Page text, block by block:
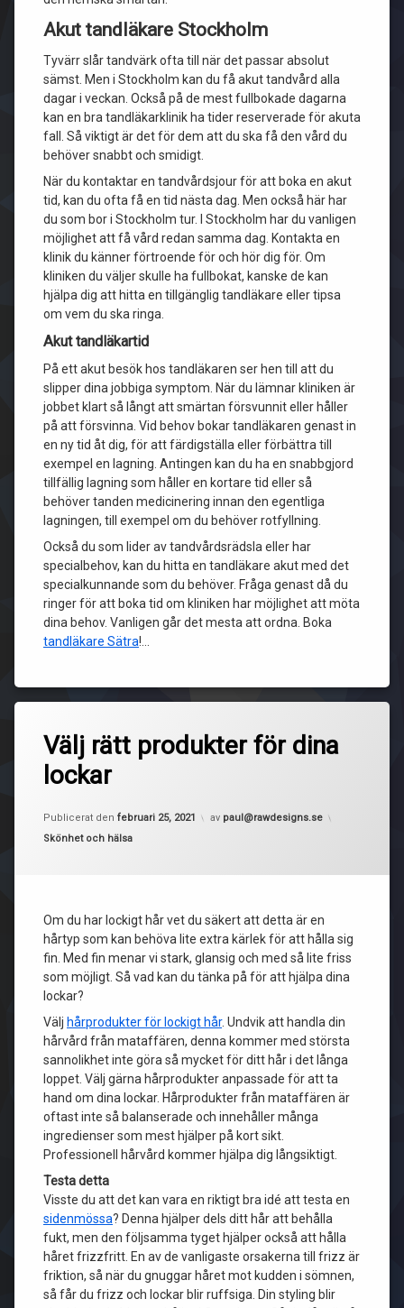
Akut tandläkare Stockholm
Tyvärr slår tandvärk ofta till när det passar absolut
sämst. Men i Stockholm kan du få akut tandvård alla
dagar i veckan. Också på de mest fullbokade dagarna
kan en bra tandläkarklinik ha tider reserverade för akuta
fall. Så viktigt är det för dem att du ska få den vård du
behöver snabbt och smidigt.
När du kontaktar en tandvårdsjour för att boka en akut
tid, kan du ofta få en tid nästa dag. Men också här har
du som bor i Stockholm tur. I Stockholm har du vanligen
möjlighet att få vård redan samma dag. Kontakta en
klinik du känner förtroende för och hör dig för. Om
kliniken du väljer skulle ha fullbokat, kanske de kan
hjälpa dig att hitta en tillgänglig tandläkare eller tipsa
om vem du ska ringa.
Akut tandläkartid
På ett akut besök hos tandläkaren ser hen till att du
slipper dina jobbiga symptom. När du lämnar kliniken är
jobbet klart så långt att smärtan försvunnit eller håller
på att försvinna. Vid behov bokar tandläkaren genast in
en ny tid åt dig, för att färdigställa eller förbättra till
exempel en lagning. Antingen kan du ha en snabbgjord
tillfällig lagning som håller en kortare tid eller så
behöver tanden medicinering innan den egentliga
lagningen, till exempel om du behöver rotfyllning.
Också du som lider av tandvårdsrädsla eller har
specialbehov, kan du hitta en tandläkare akut med det
specialkunnande som du behöver. Fråga genast då du
ringer för att boka tid om kliniken har möjlighet att möta
dina behov. Vanligen går det mesta att ordna. Boka
tandläkare Sätra!…
Välj rätt produkter för dina
lockar
Publicerat den februari 25, 2021 av paul@rawdesigns.se
Kategorier:
Skönhet och hälsa
Om du har lockigt hår vet du säkert att detta är en
hårtyp som kan behöva lite extra kärlek för att hålla sig
fin. Med fin menar vi stark, glansig och med så lite friss
som möjligt. Så vad kan du tänka på för att hjälpa dina
lockar?
Välj hårprodukter för lockigt hår. Undvik att handla din
hårvård från mataffären, denna kommer med största
sannolikhet inte göra så mycket för ditt hår i det långa
loppet. Välj gärna hårprodukter anpassade för att ta
hand om dina lockar. Hårprodukter från mataffären är
oftast inte så balanserade och innehåller många
ingredienser som mest hjälper på kort sikt.
Professionell hårvård kommer hjälpa dig långsiktigt.
Testa detta
Visste du att det kan vara en riktigt bra idé att testa en
sidenmössa? Denna hjälper dels ditt hår att behålla
fukt, men den följsamma tyget hjälper också att hålla
håret frizzfritt. En av de vanligaste orsakerna till frizz är
friktion, så när du gnuggar håret mot kudden i sömnen,
så får du frizz och lockar blir ruffsiga. Din styling blir